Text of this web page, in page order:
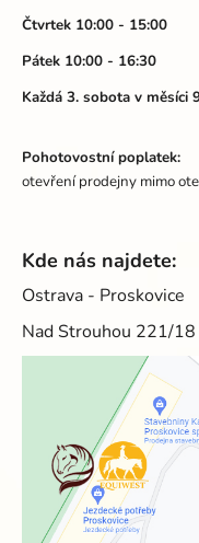
Čtvrtek 10:00 - 15:00
Pátek 10:00 - 16:30
Každá 3. sobota v měsíci
Pohotovostní poplatek:
otevření prodejny mimo
Kde nás najdete:
Ostrava - Proskovice
Nad Strouhou 221/